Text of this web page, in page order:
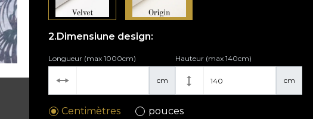
Dimensiune design:
cm
Longueur (max 1000cm)
cm
Hauteur (max 140cm)
Centimètres pouces